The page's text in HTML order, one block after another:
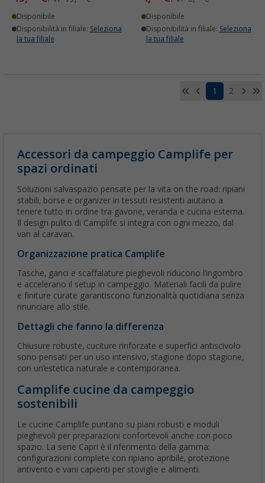
Disponibile
Disponibilità in filiale: Seleziona
la tua filiale
Disponibile
Disponibilità in filiale: Seleziona
la tua filiale
1 2
Accessori da campeggio Camplife per
spazi ordinati
Soluzioni salvaspazio pensate per la vita on the road: ripiani
stabili, borse e organizer in tessuti resistenti aiutano a
tenere tutto in ordine tra gavone, veranda e cucina esterna.
Il design pulito di Camplife si integra con ogni mezzo, dal
van al caravan.
Organizzazione pratica Camplife
Tasche, ganci e scaffalature pieghevoli riducono l’ingombro
e accelerano il setup in campeggio. Materiali facili da pulire
e finiture curate garantiscono funzionalità quotidiana senza
rinunciare allo stile.
Dettagli che fanno la differenza
Chiusure robuste, cuciture rinforzate e superfici antiscivolo
sono pensati per un uso intensivo, stagione dopo stagione,
con un’estetica naturale e contemporanea.
Camplife cucine da campeggio
sostenibili
Le cucine Camplife puntano su piani robusti e moduli
pieghevoli per preparazioni confortevoli anche con poco
spazio. La serie Capri è il riferimento della gamma:
configurazioni complete con ripiano apribile, protezione
antivento e vani capienti per stoviglie e alimenti.